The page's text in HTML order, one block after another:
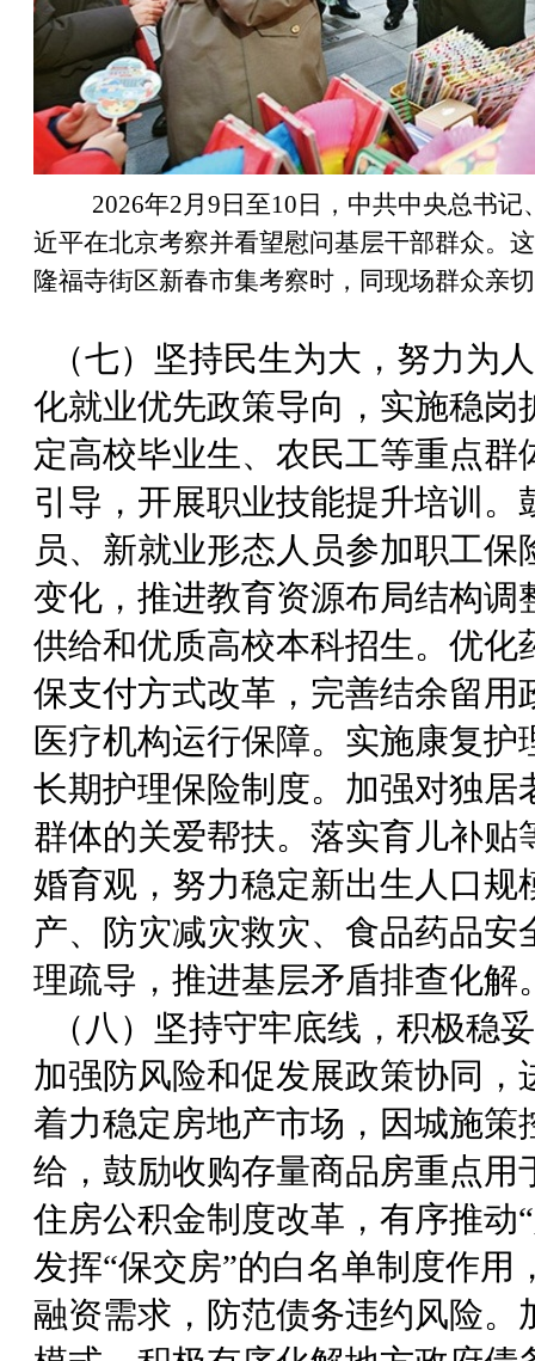
2026年2月9日至10日，中共中央总书
近平在北京考察并看望慰问基层干部群众。
隆福寺街区新春市集考察时，同现场群众亲
（七）坚持民生为大，努力为
化就业优先政策导向，实施稳岗
定高校毕业生、农民工等重点群
引导，开展职业技能提升培训。
员、新就业形态人员参加职工
变化，推进教育资源布局结构调
供给和优质高校本科招生。优化
保支付方式改革，完善结余留用
医疗机构运行保障。实施康复
长期护理保险制度。加强对独居
群体的关爱帮扶。落实育儿补贴
婚育观，努力稳定新出生人口规
产、防灾减灾救灾、食品药品安
理疏导，推进基层矛盾排查化解
（八）坚持守牢底线，积极稳
加强防风险和促发展政策协同，
着力稳定房地产市场，因城施策
给，鼓励收购存量商品房重点用
住房公积金制度改革，有序推动
发挥“保交房”的白名单制度作用
融资需求，防范债务违约风险。